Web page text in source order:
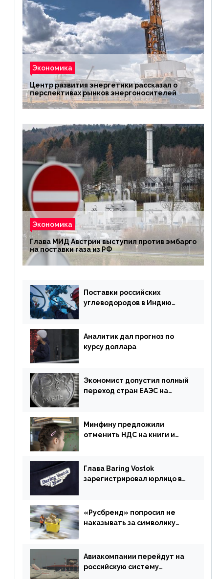
Экономика
Центр развития энергетики рассказал о
перспективах рынков энергоносителей
Экономика
Глава МИД Австрии выступил против эмбарго
на поставки газа из РФ
Поставки российских
углеводородов в Индию
Аналитик дал прогноз по
курсу доллара
Экономист допустил полный
переход стран ЕАЭС на
Минфину предложили
отменить НДС на книги и
Глава Baring Vostok
зарегистрировал юрлицо в
«Русбренд» попросил не
наказывать за символику
Авиакомпании перейдут на
российскую систему